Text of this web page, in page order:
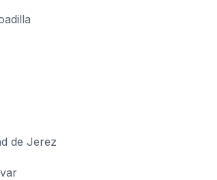
de Jerez